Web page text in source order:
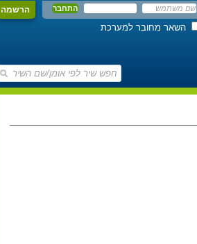
הרשמה
השאר מחובר למערכת